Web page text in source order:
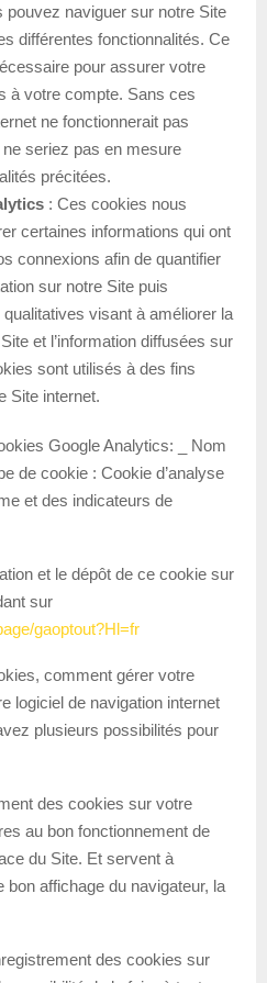
naviguer sur notre Site
différentes fonctionnalités. Ce
pour assurer votre
à votre compte. Sans ces
ne fonctionnerait pas
seriez pas en mesure
précitées.
: Ces cookies nous
certaines informations qui ont
connexions afin de quantifier
sur notre Site puis
qualitatives visant à améliorer la
et l’information diffusées sur
sont utilisés à des fins
Site internet.
Google Analytics: _ Nom
de cookie : Cookie d’analyse
et des indicateurs de
et le dépôt de ce cookie sur
sur
gaoptout?Hl=fr
comment gérer votre
logiciel de navigation internet
plusieurs possibilités pour
des cookies sur votre
au bon fonctionnement de
du Site. Et servent à
bon affichage du navigateur, la
des cookies sur